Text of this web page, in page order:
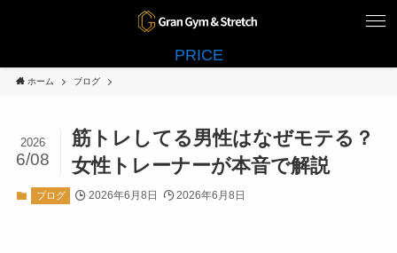
PRICE
ホーム ブログ
筋トレしてる男性はなぜモテる？
女性トレーナーが本音で解説
2026
6/08
ブログ 2026年6月8日 2026年6月8日